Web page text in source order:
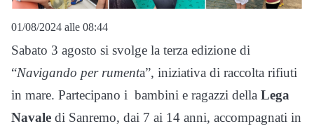
01/08/2024 alle 08:44
Sabato 3 agosto si svolge la terza edizione di
“Navigando per rumenta”, iniziativa di raccolta rifiuti
in mare. Partecipano i bambini e ragazzi della Lega
Navale di Sanremo, dai 7 ai 14 anni, accompagnati in